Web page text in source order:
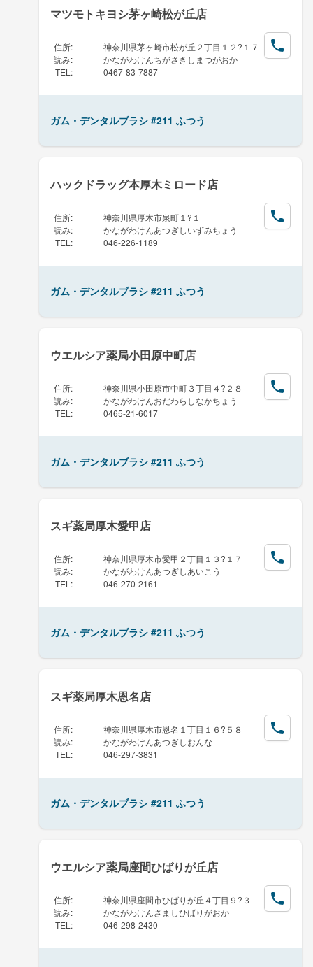
マツモトキヨシ茅ヶ崎松が丘店
住所:
神奈川県茅ヶ崎市松が丘２丁目１２?１７
読み:
かながわけんちがさきしまつがおか
TEL : 0467-83-7887
ガム・デンタルブラシ #211 ふつう
ハックドラッグ本厚木ミロード店
住所:
神奈川県厚木市泉町１?１
読み:
かながわけんあつぎしいずみちょう
TEL : 046-226-1189
ガム・デンタルブラシ #211 ふつう
ウエルシア薬局小田原中町店
住所:
神奈川県小田原市中町３丁目４?２８
読み:
かながわけんおだわらしなかちょう
TEL : 0465-21-6017
ガム・デンタルブラシ #211 ふつう
スギ薬局厚木愛甲店
住所:
神奈川県厚木市愛甲２丁目１３?１７
読み:
かながわけんあつぎしあいこう
TEL : 046-270-2161
ガム・デンタルブラシ #211 ふつう
スギ薬局厚木恩名店
住所:
神奈川県厚木市恩名１丁目１６?５８
読み:
かながわけんあつぎしおんな
TEL : 046-297-3831
ガム・デンタルブラシ #211 ふつう
ウエルシア薬局座間ひばりが丘店
住所:
神奈川県座間市ひばりが丘４丁目９?３
読み:
かながわけんざましひばりがおか
TEL : 046-298-2430